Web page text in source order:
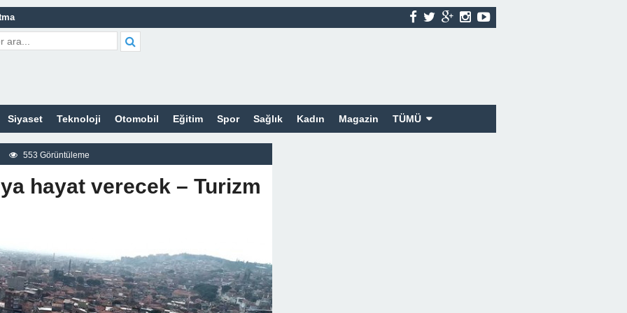
Nelerdir?
Nelerdir?
Nelerdir?
Sitesi
Siyaset Teknoloji Otomobil Eğitim Spor Sağlık Kadın Magazin TÜMÜ
553 Görüntüleme
hayat verecek – Turizm